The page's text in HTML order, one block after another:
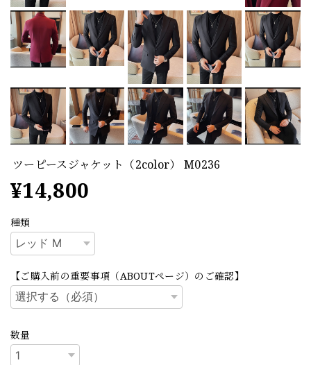
ツーピースジャケット（2color） M0236
¥14,800
種類
【ご購入前の重要事項（ABOUTページ）のご確認】
数量